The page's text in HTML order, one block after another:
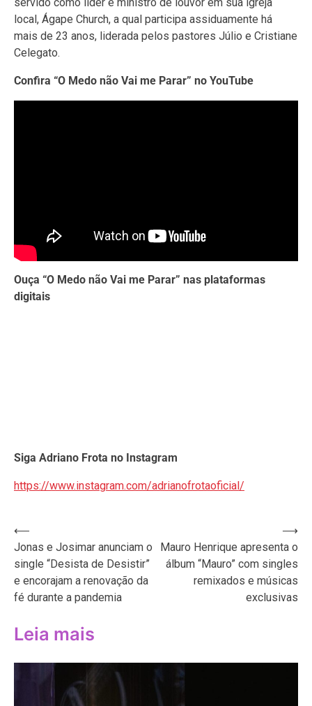
local, Ágape Church, a qual participa assiduamente há
mais de 23 anos, liderada pelos pastores Júlio e Cristiane
Celegato.
Confira “O Medo não Vai me Parar” no YouTube
Ouça “O Medo não Vai me Parar” nas plataformas
digitais
Siga Adriano Frota no Instagram
https://www.instagram.com/adrianofrotaoficial/
Navegação
de
Post
⟵
Jonas e Josimar anunciam o
single “Desista de Desistir”
e encorajam a renovação da
fé durante a pandemia
Mauro Henrique apresenta o
álbum “Mauro” com singles
remixados e músicas
exclusivas
⟶
Leia mais